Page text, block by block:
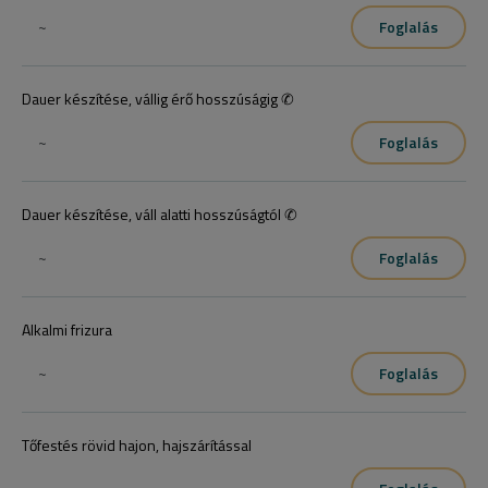
~
Foglalás
A hajvágást hajvágógépes és ollós technikák kombinálásával
alakítjuk ki.
Hajmosásért +400Ft-ot számítunk fel.
/Korpás, zsíros fejbőr vagy hajhullás esetén próbáld ki prémium
Dauer készítése, vállig érő hosszúságig ✆
~
Foglalás
Dauer készítése, váll alatti hosszúságtól ✆
~
Foglalás
Alkalmi frizura
~
Foglalás
Tőfestés rövid hajon, hajszárítással